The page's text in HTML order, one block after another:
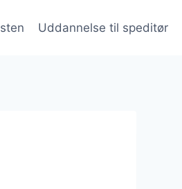
Uddannelse til speditør